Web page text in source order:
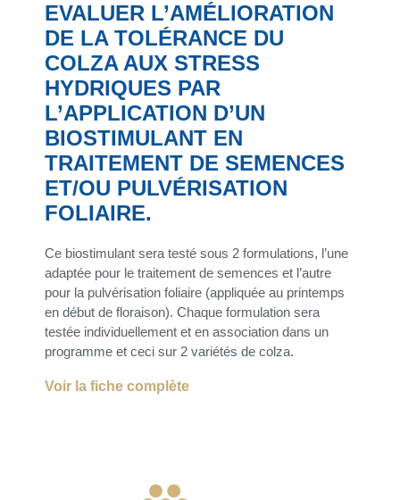
EVALUER L’AMÉLIORATION
DE LA TOLÉRANCE DU
COLZA AUX STRESS
HYDRIQUES PAR
L’APPLICATION D’UN
BIOSTIMULANT EN
TRAITEMENT DE SEMENCES
ET/OU PULVÉRISATION
FOLIAIRE.
Ce biostimulant sera testé sous 2 formulations, l’une
adaptée pour le traitement de semences et l’autre
pour la pulvérisation foliaire (appliquée au printemps
en début de floraison). Chaque formulation sera
testée individuellement et en association dans un
programme et ceci sur 2 variétés de colza.
Voir la fiche complète